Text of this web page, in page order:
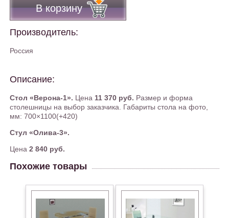
В корзину
Производитель:
Россия
Описание:
Стол «Верона-1». Цена 11 370 руб. Размер и форма
столешницы на выбор заказчика. Габариты стола на фото,
мм: 700×1100(+420)
Стул «Олива-3».
Цена 2 840 руб.
Похожие товары